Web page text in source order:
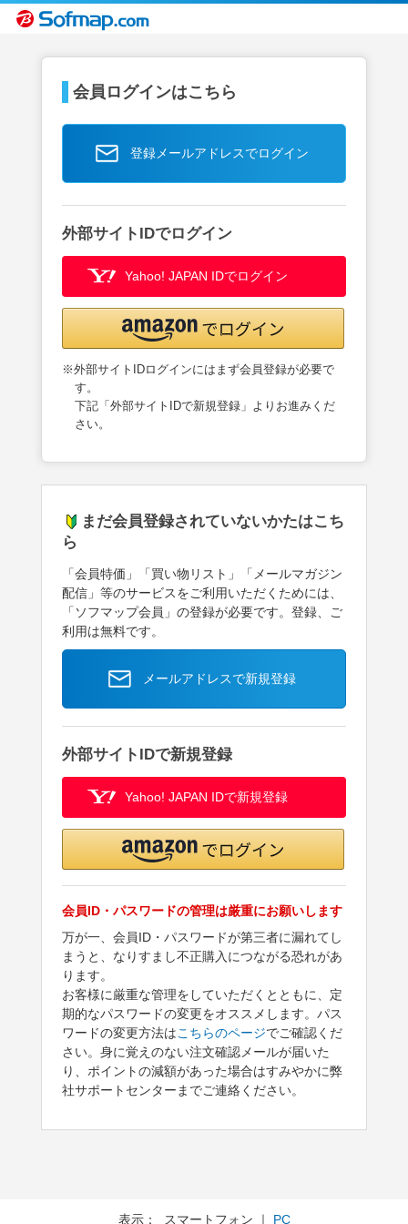
会員ログインはこちら
登録メールアドレスでログイン
外部サイトIDでログイン
Yahoo! JAPAN IDでログイン
※外部サイトIDログインにはまず会員登録が必要で
す。
下記「外部サイトIDで新規登録」よりお進みくだ
さい。
まだ会員登録されていないかたはこち
ら
「会員特価」「買い物リスト」「メールマガジン
配信」等のサービスをご利用いただくためには、
「ソフマップ会員」の登録が必要です。登録、ご
利用は無料です。
メールアドレスで新規登録
外部サイトIDで新規登録
Yahoo! JAPAN IDで新規登録
会員ID・パスワードの管理は厳重にお願いします
万が一、会員ID・パスワードが第三者に漏れてし
まうと、なりすまし不正購入につながる恐れがあ
ります。
お客様に厳重な管理をしていただくとともに、定
期的なパスワードの変更をオススメします。パス
ワードの変更方法はこちらのページでご確認くだ
さい。身に覚えのない注文確認メールが届いた
り、ポイントの減額があった場合はすみやかに弊
社サポートセンターまでご連絡ください。
表示： スマートフォン ｜ PC